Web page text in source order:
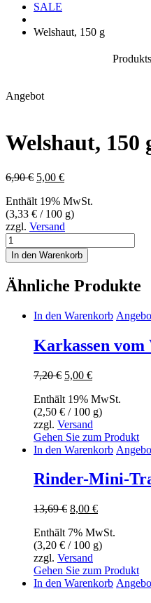
SALE
Welshaut, 150 g
Angebot
Welshaut, 150
6,90€ Ursprünglicher
war:
6,90 €
5,00 €Aktueller
ist:
5,00 €.
Enthält 19% MwSt.
(3,33 € / 100 g)
zzgl. Versand
Welshaut,
150
g
Menge
In den Warenkorb
Ähnliche Produkte
In den Warenkorb
Karkassen vom
7,20€ Ursprünglicher
war:
7,20 €
5,00 €Aktueller
ist:
5,00 €.
Enthält 19% MwSt.
(2,50 € / 100 g)
zzgl. Versand
Gehen Sie zum Produkt
In den Warenkorb
Rinder-Mini-
13,69€ Ursprünglicher
war:
13,69 €
8,00 €Aktueller
ist:
8,00 €.
Enthält 7% MwSt.
(3,20 € / 100 g)
zzgl. Versand
Gehen Sie zum Produkt
In den Warenkorb